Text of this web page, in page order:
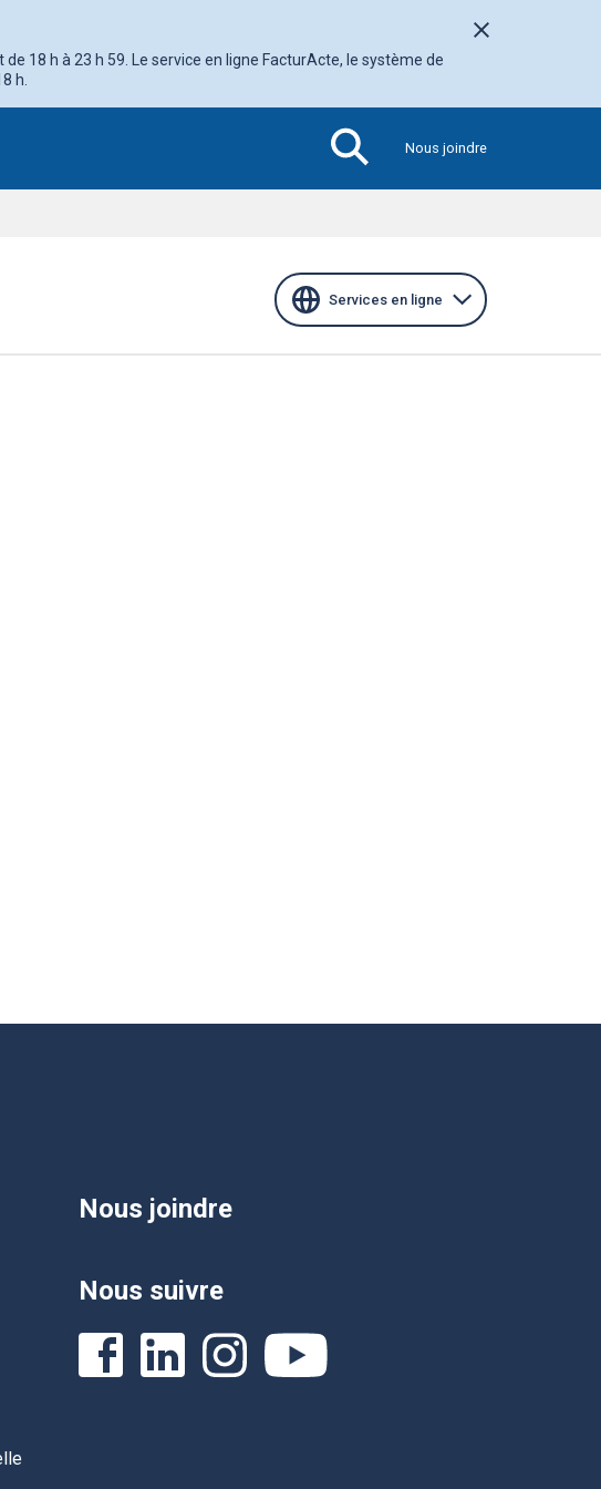
Fermer l'avis
18 h à 23 h 59. Le service en ligne FacturActe, le système de
h.
Nous joindre
Services en ligne
Section
active
Nous joindre
Nous suivre